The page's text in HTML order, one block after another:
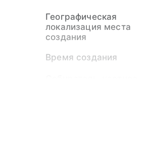
Географическая
локализация места
создания
Время создания